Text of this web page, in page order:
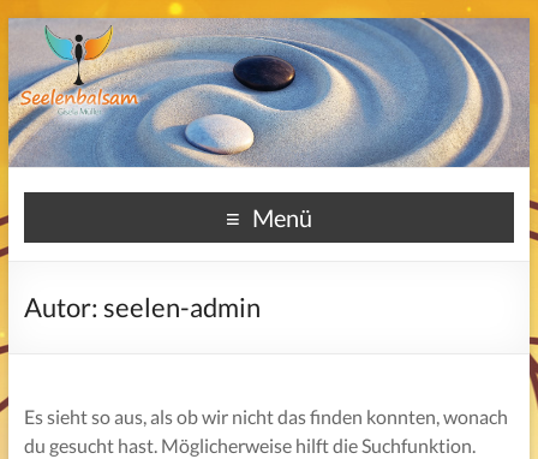
Menü
Autor: seelen-admin
Es sieht so aus, als ob wir nicht das finden konnten, wonach
du gesucht hast. Möglicherweise hilft die Suchfunktion.